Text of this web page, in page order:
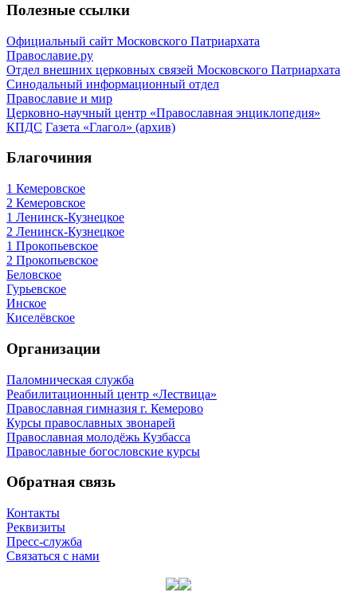
Полезные ссылки
Официальный сайт Московского Патриархата
Православие.ру
Отдел внешних церковных связей Московского Патриархата
Синодальный информационный отдел
Православие и мир
Церковно-научный центр «Православная энциклопедия»
КПДС Газета «Глагол» (архив)
Благочиния
1 Кемеровское
2 Кемеровское
1 Ленинск-Кузнецкое
2 Ленинск-Кузнецкое
1 Прокопьевское
2 Прокопьевское
Беловское
Гурьевское
Инское
Киселёвское
Организации
Паломническая служба
Реабилитационный центр «Лествица»
Православная гимназия г. Кемерово
Курсы православных звонарей
Православная молодёжь Кузбасса
Православные богословские курсы
Обратная связь
Контакты
Реквизиты
Пресс-служба
Связаться с нами